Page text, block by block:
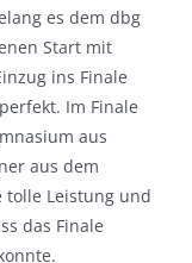
es dem dbg
Start mit
ins Finale
Im Finale
aus
aus dem
tolle Leistung und
das Finale